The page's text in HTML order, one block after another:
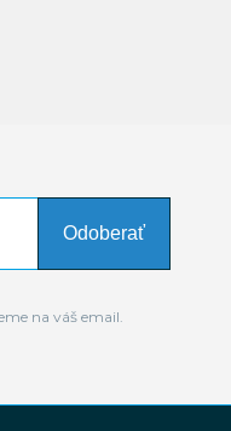
Odoberať
na váš email.